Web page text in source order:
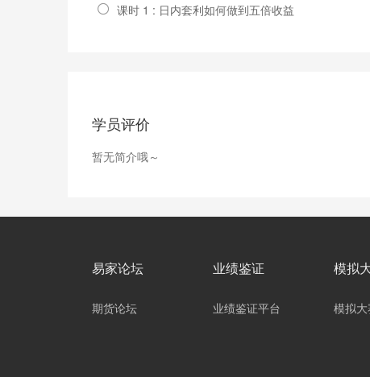
课时 1 : 日内套利如何做到五倍收益
学员评价
暂无简介哦～
易家论坛
期货论坛
业绩鉴证
业绩鉴证平台
模拟
模拟